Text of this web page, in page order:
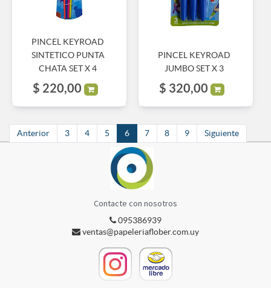
PINCEL KEYROAD
SINTETICO PUNTA
CHATA SET X 4
$ 220,00
PINCEL KEYROAD
JUMBO SET X 3
$ 320,00
Anterior 3 4 5 6 7 8 9 Siguiente
Contacte con nosotros
095386939
ventas@papeleriaflober.com.uy